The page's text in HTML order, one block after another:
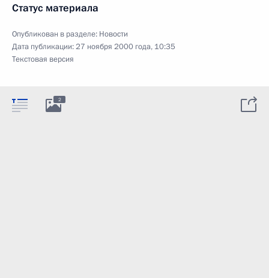
Статус материала
Опубликован в разделе: Новости
Дата публикации:27 ноября 2000 года, 10:35
Текстовая версия
2